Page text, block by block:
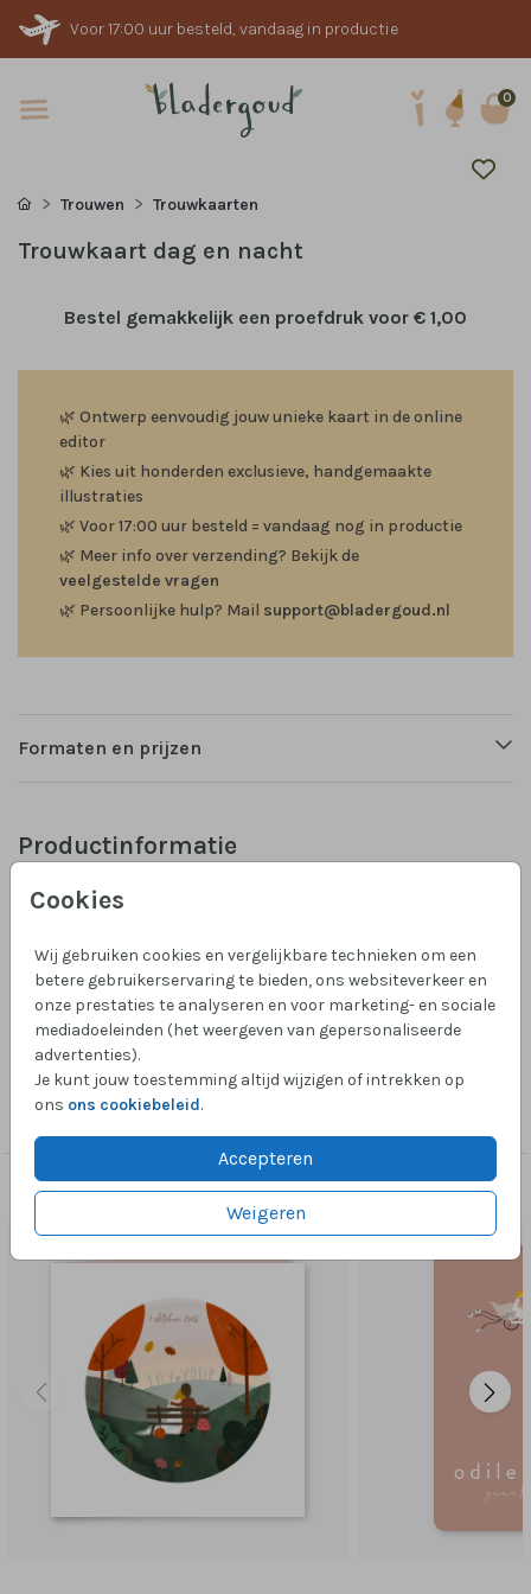
Voor 17:00 uur besteld, vandaag in productie
0
Cookies
Wij gebruiken cookies en vergelijkbare technieken om een
betere gebruikerservaring te bieden, ons websiteverkeer en
onze prestaties te analyseren en voor marketing- en sociale
mediadoeleinden (het weergeven van gepersonaliseerde
advertenties).
Je kunt jouw toestemming altijd wijzigen of intrekken op
ons ons cookiebeleid.
Accepteren
Weigeren
Trouwen Trouwkaarten
Trouwkaart dag en nacht
Bestel gemakkelijk een proefdruk voor € 1,00
🌿 Ontwerp eenvoudig jouw unieke kaart in de online
editor
🌿 Kies uit honderden exclusieve, handgemaakte
illustraties
🌿 Voor 17:00 uur besteld = vandaag nog in productie
🌿 Meer info over verzending? Bekijk de
veelgestelde vragen
🌿 Persoonlijke hulp? Mail support@bladergoud.nl
Formaten en prijzen
Productinformatie
Omschrijving
scenario en op de achterkant een avond scenario. Wil
je liever twee losse kaarten, een voor dag en een voor
nacht? Laat het me even weten!
Collectie
Dit vind je misschien ook leuk